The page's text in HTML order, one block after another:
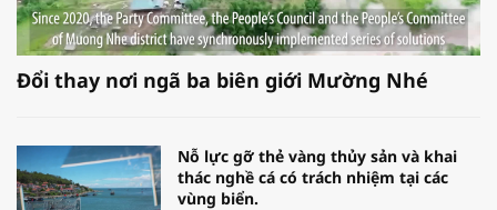
Đổi thay nơi ngã ba biên giới Mường Nhé
Nỗ lực gỡ thẻ vàng thủy sản và khai
thác nghề cá có trách nhiệm tại các
vùng biển.